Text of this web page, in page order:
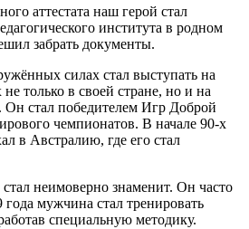
аттестата наш герой стал
института в родном
забрать документы.
силах стал выступать на
только в своей стране, но и на
стал победителем Игр Доброй
чемпионатов. В начале 90-х
в Австралию, где его стал
неимоверно знаменит. Он часто
мужчина стал тренировать
специальную методику.